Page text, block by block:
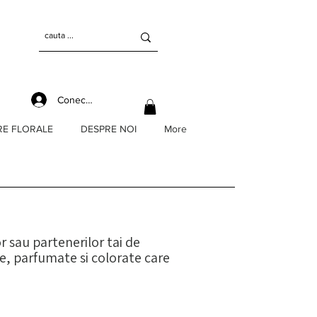
Conectează-te
FLORALE DESPRE NOI More
sau partenerilor tai de
parfumate si colorate care